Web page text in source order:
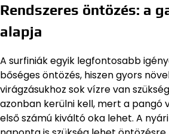
Rendszeres öntözés: a
alapja
A surfiniák egyik legfontosabb
bőséges öntözés, hiszen gyors
virágzásukhoz sok vízre van
azonban kerülni kell, mert a pangó
első számú kiváltó oka lehet. A